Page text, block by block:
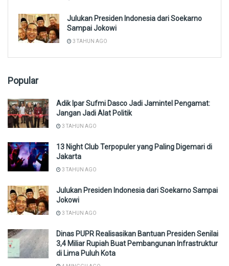
Julukan Presiden Indonesia dari Soekarno
Sampai Jokowi
3 TAHUN AGO
Popular
Adik Ipar Sufmi Dasco Jadi Jamintel Pengamat:
Jangan Jadi Alat Politik
3 TAHUN AGO
13 Night Club Terpopuler yang Paling Digemari di
Jakarta
3 TAHUN AGO
Julukan Presiden Indonesia dari Soekarno Sampai
Jokowi
3 TAHUN AGO
Dinas PUPR Realisasikan Bantuan Presiden Senilai
3,4 Miliar Rupiah Buat Pembangunan Infrastruktur
di Lima Puluh Kota